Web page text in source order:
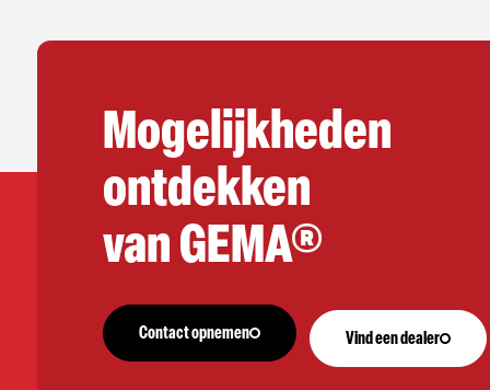
Mogelijkheden
ontdekken
van GEMA®
Contact opnemen Vind een dealer